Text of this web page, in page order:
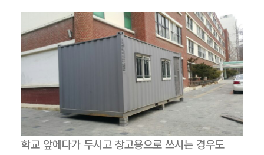
학교 앞에다가 두시고 창고용으로 쓰시는 경우도